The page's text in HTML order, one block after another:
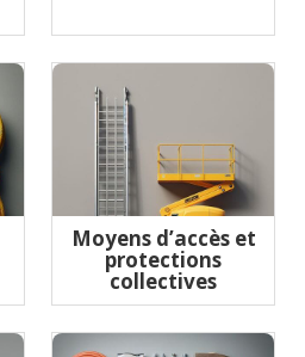
Moyens d’accès et
protections
collectives